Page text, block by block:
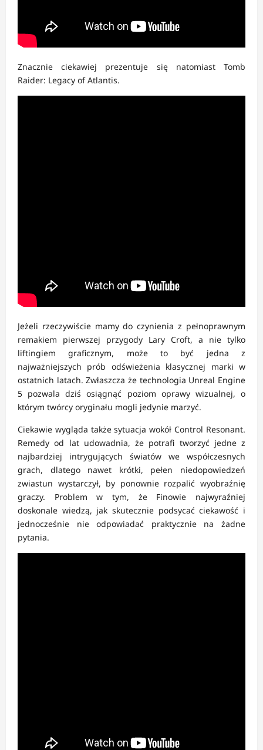
Znacznie ciekawiej prezentuje się natomiast Tomb
Raider: Legacy of Atlantis.
Jeżeli rzeczywiście mamy do czynienia z pełnoprawnym
remakiem pierwszej przygody Lary Croft, a nie tylko
liftingiem graficznym, może to być jedna z
najważniejszych prób odświeżenia klasycznej marki w
ostatnich latach. Zwłaszcza że technologia Unreal Engine
5 pozwala dziś osiągnąć poziom oprawy wizualnej, o
którym twórcy oryginału mogli jedynie marzyć.
Ciekawie wygląda także sytuacja wokół Control Resonant.
Remedy od lat udowadnia, że potrafi tworzyć jedne z
najbardziej intrygujących światów we współczesnych
grach, dlatego nawet krótki, pełen niedopowiedzeń
zwiastun wystarczył, by ponownie rozpalić wyobraźnię
graczy. Problem w tym, że Finowie najwyraźniej
doskonale wiedzą, jak skutecznie podsycać ciekawość i
jednocześnie nie odpowiadać praktycznie na żadne
pytania.